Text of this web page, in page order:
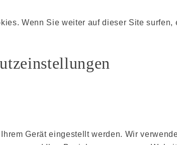
Wenn Sie weiter auf dieser Site
Gerät eingestellt werden. Wir